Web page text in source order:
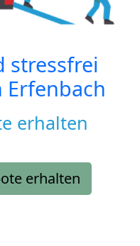
stressfrei
Erfenbach
erhalten
erhalten